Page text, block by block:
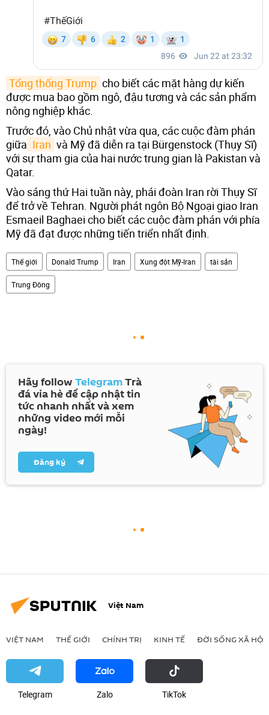
Tổng thống Trump cho biết các mặt hàng dự kiến
được mua bao gồm ngô, đậu tương và các sản phẩm
nông nghiệp khác.
Trước đó, vào Chủ nhật vừa qua, các cuộc đàm phán
giữa Iran và Mỹ đã diễn ra tại Bürgenstock (Thụy Sĩ)
với sự tham gia của hai nước trung gian là Pakistan và
Qatar.
Vào sáng thứ Hai tuần này, phái đoàn Iran rời Thụy Sĩ
để trở về Tehran. Người phát ngôn Bộ Ngoại giao Iran
Esmaeil Baghaei cho biết các cuộc đàm phán với phía
Mỹ đã đạt được những tiến triển nhất định.
Thế giới Donald Trump Iran Xung đột Mỹ-Iran tài sản
Trung Đông
Hãy follow TelegramTrà
đá vỉa hè để cập nhật tin
tức nhanh nhất và xem
những video mới mỗi
ngày!
Đăng ký
Việt Nam
VIỆT NAM THẾ GIỚI CHÍNH TRỊ KINH TẾ ĐỜI SỐNG XÃ HỘI
Telegram Zalo ТikТоk